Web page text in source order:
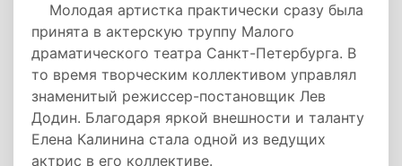
Молодая артистка практически сразу была
принята в актерскую труппу Малого
драматического театра Санкт-Петербурга. В
то время творческим коллективом управлял
знаменитый режиссер-постановщик Лев
Додин. Благодаря яркой внешности и таланту
Елена Калинина стала одной из ведущих
актрис в его коллективе.